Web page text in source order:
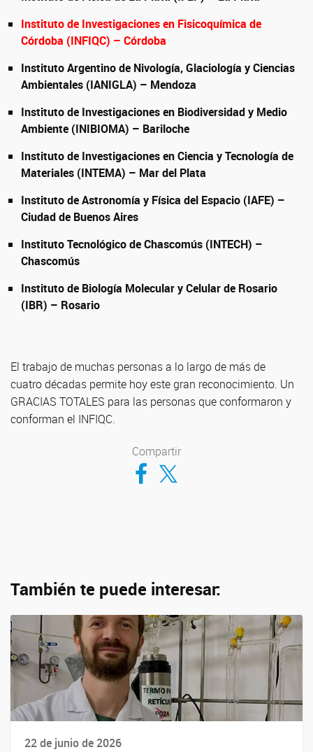
Instituto de Investigaciones en Fisicoquímica de
Córdoba (INFIQC) – Córdoba
Instituto Argentino de Nivología, Glaciología y Ciencias
Ambientales (IANIGLA) – Mendoza
Instituto de Investigaciones en Biodiversidad y Medio
Ambiente (INIBIOMA) – Bariloche
Instituto de Investigaciones en Ciencia y Tecnología de
Materiales (INTEMA) – Mar del Plata
Instituto de Astronomía y Física del Espacio (IAFE) –
Ciudad de Buenos Aires
Instituto Tecnológico de Chascomús (INTECH) –
Chascomús
Instituto de Biología Molecular y Celular de Rosario
(IBR) – Rosario
El trabajo de muchas personas a lo largo de más de
cuatro décadas permite hoy este gran reconocimiento. Un
GRACIAS TOTALES para las personas que conformaron y
conforman el INFIQC.
Compartir
Compartir en Facebook
Compartir en Twitter
También te puede interesar:
22 de junio de 2026